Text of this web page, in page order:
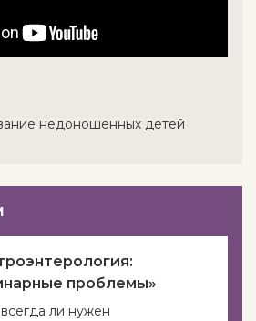
недоношенных детей
проблемы»
ли нужен